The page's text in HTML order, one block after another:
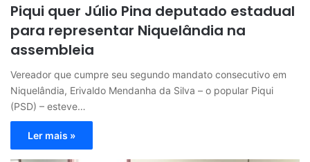
Piqui quer Júlio Pina deputado estadual
para representar Niquelândia na
assembleia
Vereador que cumpre seu segundo mandato consecutivo em
Niquelândia, Erivaldo Mendanha da Silva – o popular Piqui
(PSD) – esteve…
Ler mais »